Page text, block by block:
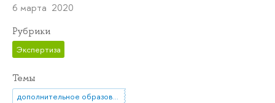
6 марта 2020
Рубрики
Экспертиза
Темы
дополнительное образование